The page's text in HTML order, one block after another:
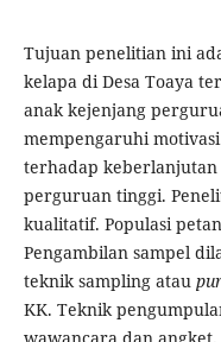
Tujuan penelitian ini
kelapa di Desa Toaya
anak kejenjang
mempengaruhi
terhadap
perguruan tinggi.
kualitatif. Populasi
Pengambilan sampel
teknik sampling atau
KK. Teknik